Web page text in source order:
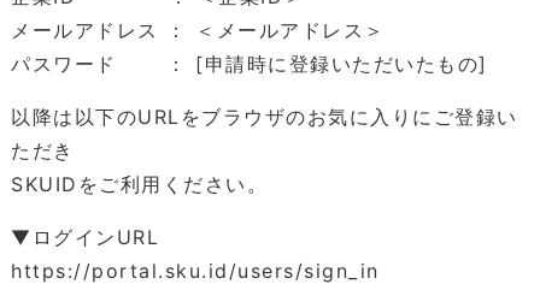
メールアドレス ： ＜メールアドレス＞
パスワード ： [申請時に登録いただいたもの]
以降は以下のURLをブラウザのお気に入りにご登録い
ただき
SKUIDをご利用ください。
▼ログインURL
https://portal.sku.id/users/sign_in